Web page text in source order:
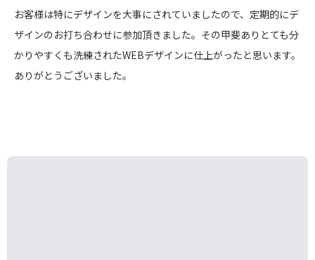
お客様は特にデザインを大事にされていましたので、定期的にデ
ザインのお打ち合わせに参加頂きました。その甲斐ありとても分
かりやすくも洗練されたWEBデザインに仕上がったと思います。
ありがとうございました。